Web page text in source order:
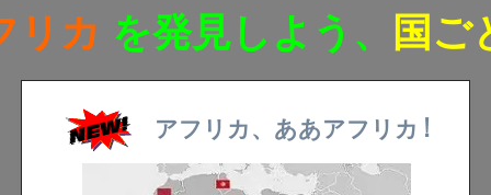
リカ を発見しよう、 国ご
アフリカ、ああアフリカ !